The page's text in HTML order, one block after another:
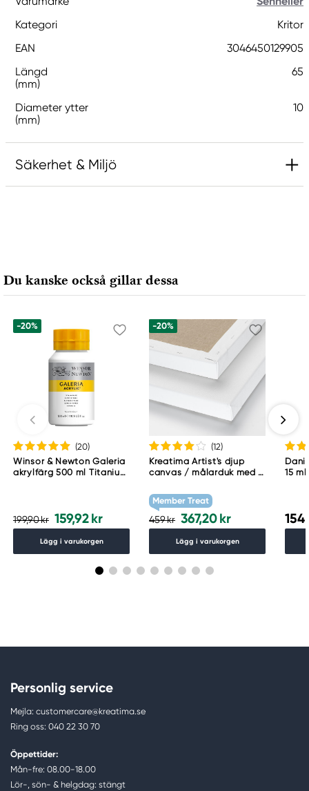
Kategori
Kritor
EAN
3046450129905
Längd
(mm)
65
Diameter ytter
(mm)
10
Säkerhet & Miljö
22002 Saint Brieuc cedex, France
mail@raphael.fr
Du kanske också gillar dessa
-20%
(20)
Winsor & Newton Galeria
akrylfärg 500 ml Titanium
199,90 kr 159,92 kr
Lägg i varukorgen
-20%
(12)
Kreatima Artist's djup
canvas / målarduk med 4
g/m²
Member Treat
459 kr 367,20 kr
Lägg i varukorgen
15
Personlig service
Mejla: customercare@kreatima.se
Ring oss: 040 22 30 70
Öppettider:
Mån-fre: 08.00-18.00
Lör-, sön- & helgdag: stängt